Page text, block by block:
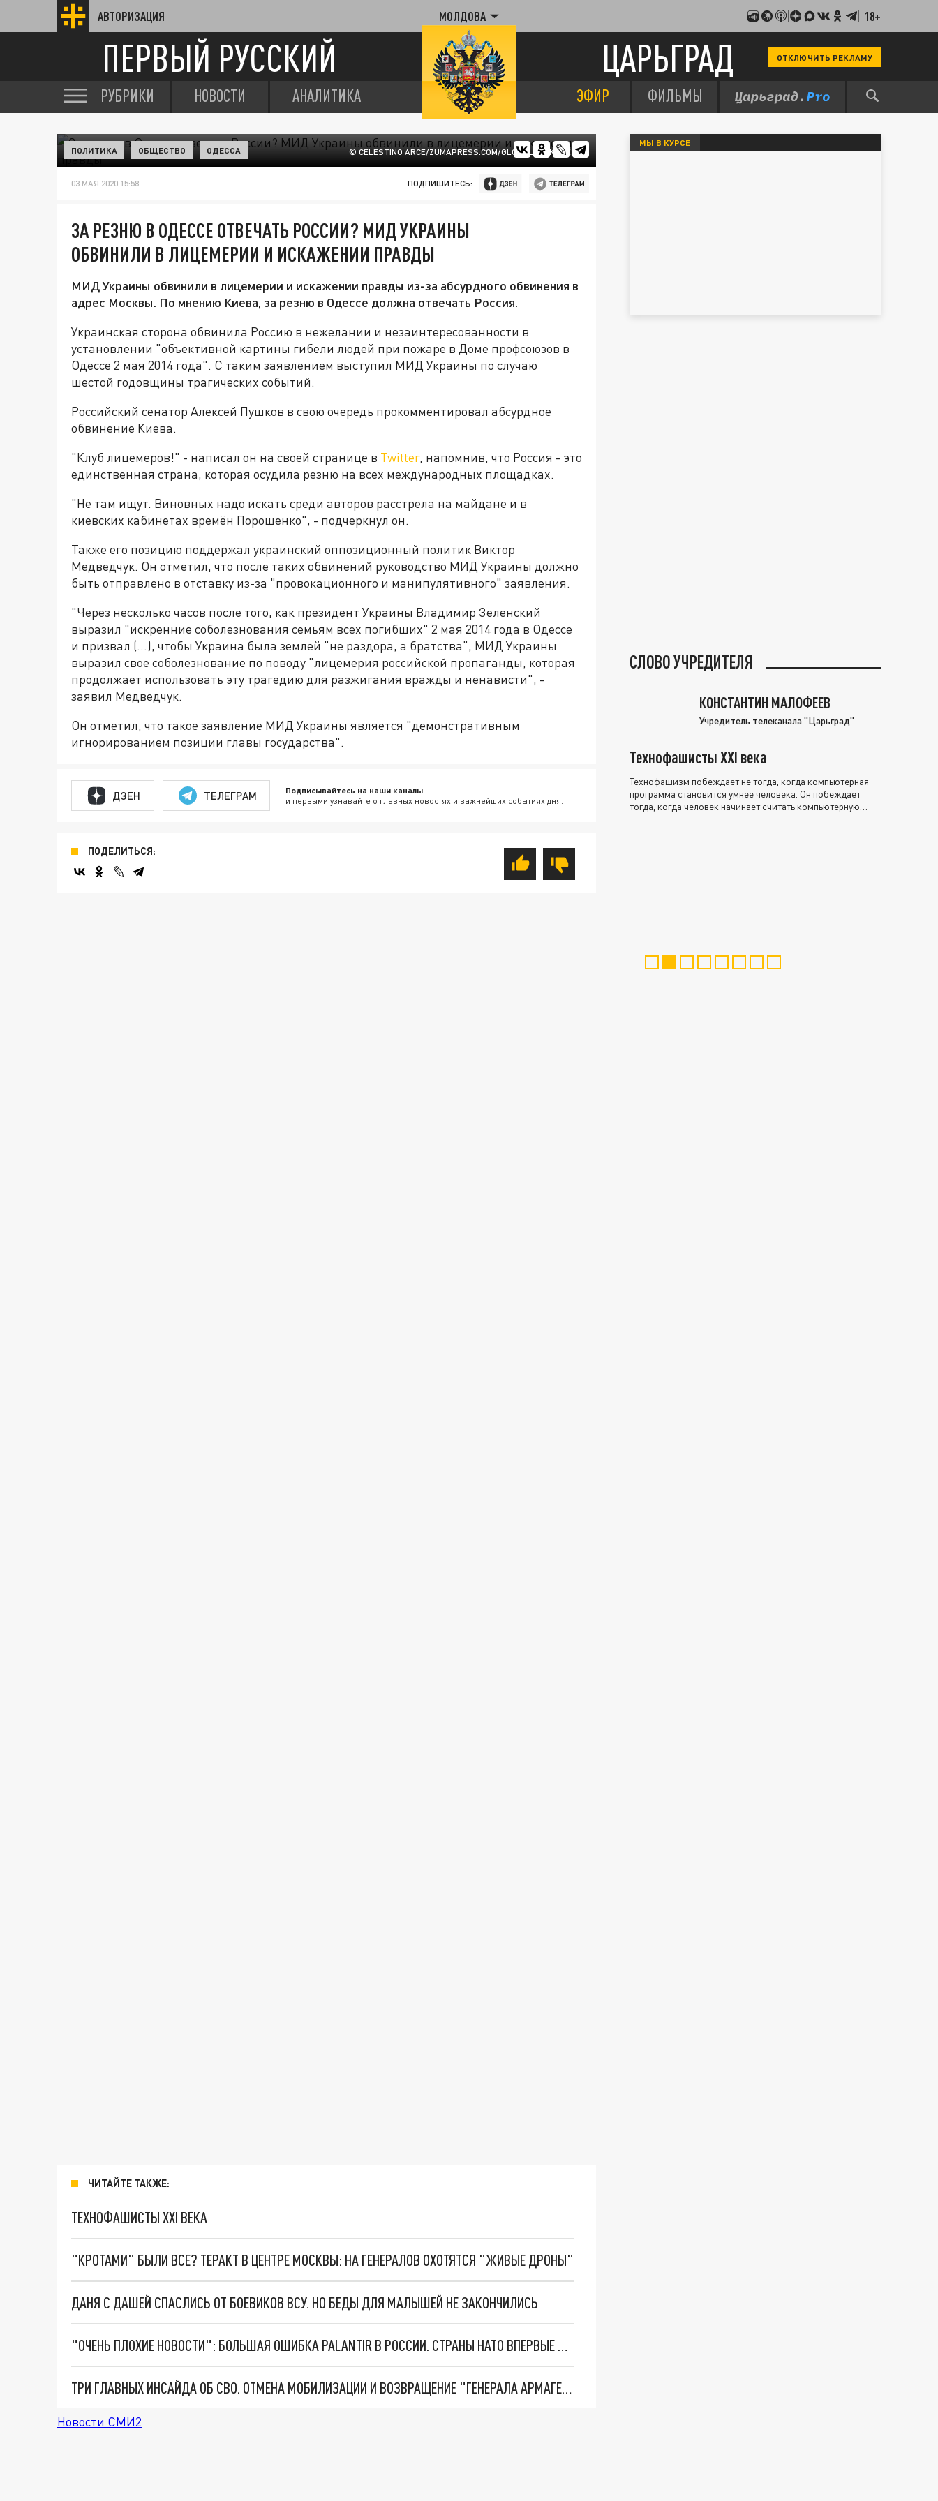
АВТОРИЗАЦИЯ МОЛДОВА 18+
ПЕРВЫЙ РУССКИЙ ЦАРЬГРАД ОТКЛЮЧИТЬ РЕКЛАМУ
РУБРИКИ НОВОСТИ АНАЛИТИКА ЭФИР ФИЛЬМЫ
© CELESTINO ARCE/ZUMAPRESS.COM/GLOBALLOOKPRESS
ПОЛИТИКА ОБЩЕСТВО ОДЕССА
03 МАЯ 2020 15:58 ПОДПИШИТЕСЬ:
ЗА РЕЗНЮ В ОДЕССЕ ОТВЕЧАТЬ РОССИИ? МИД УКРАИНЫ
ОБВИНИЛИ В ЛИЦЕМЕРИИ И ИСКАЖЕНИИ ПРАВДЫ
МИД Украины обвинили в лицемерии и искажении правды из-за абсурдного обвинения в
адрес Москвы. По мнению Киева, за резню в Одессе должна отвечать Россия.
Украинская сторона обвинила Россию в нежелании и незаинтересованности в
установлении "объективной картины гибели людей при пожаре в Доме профсоюзов в
Одессе 2 мая 2014 года". С таким заявлением выступил МИД Украины по случаю
шестой годовщины трагических событий.
Российский сенатор Алексей Пушков в свою очередь прокомментировал абсурдное
обвинение Киева.
"Клуб лицемеров!" - написал он на своей странице в Twitter, напомнив, что Россия - это
единственная страна, которая осудила резню на всех международных площадках.
"Не там ищут. Виновных надо искать среди авторов расстрела на майдане и в
киевских кабинетах времён Порошенко", - подчеркнул он.
Также его позицию поддержал украинский оппозиционный политик Виктор
Медведчук. Он отметил, что после таких обвинений руководство МИД Украины должно
быть отправлено в отставку из-за "провокационного и манипулятивного" заявления.
"Через несколько часов после того, как президент Украины Владимир Зеленский
выразил "искренние соболезнования семьям всех погибших" 2 мая 2014 года в Одессе
и призвал (…), чтобы Украина была землей "не раздора, а братства", МИД Украины
выразил свое соболезнование по поводу "лицемерия российской пропаганды, которая
продолжает использовать эту трагедию для разжигания вражды и ненависти", -
заявил Медведчук.
Он отметил, что такое заявление МИД Украины является "демонстративным
игнорированием позиции главы государства".
ДЗЕН ТЕЛЕГРАМ Подписывайтесь на наши каналы
и первыми узнавайте о главных новостях и важнейших событиях дня.
ПОДЕЛИТЬСЯ:
ЧИТАЙТЕ ТАКЖЕ:
ТЕХНОФАШИСТЫ XXI ВЕКА
"КРОТАМИ" БЫЛИ ВСЕ? ТЕРАКТ В ЦЕНТРЕ МОСКВЫ: НА ГЕНЕРАЛОВ ОХОТЯТСЯ "ЖИВЫЕ ДРОНЫ"
ДАНЯ С ДАШЕЙ СПАСЛИСЬ ОТ БОЕВИКОВ ВСУ. НО БЕДЫ ДЛЯ МАЛЫШЕЙ НЕ ЗАКОНЧИЛИСЬ
"ОЧЕНЬ ПЛОХИЕ НОВОСТИ": БОЛЬШАЯ ОШИБКА PALANTIR В РОССИИ. СТРАНЫ НАТО ВПЕРВЫЕ ЗА СВО ОСТАНОВИЛИ ПОСТАВКИ ОРУЖИЯ. ВСУ ТЕРЯЮТ ПРИГРАНИЧЬЕ?
ТРИ ГЛАВНЫХ ИНСАЙДА ОБ СВО. ОТМЕНА МОБИЛИЗАЦИИ И ВОЗВРАЩЕНИЕ "ГЕНЕРАЛА АРМАГЕДДОНА"? ОТЛИЧНЫЕ НОВОСТИ, КОТОРЫЕ ЖДАЛИ ВСЕ
Новости СМИ2
МЫ В КУРСЕ
СЛОВО УЧРЕДИТЕЛЯ
КОНСТАНТИН МАЛОФЕЕВ
Учредитель телеканала "Царьград"
Технофашисты XXI века
Технофашизм побеждает не тогда, когда компьютерная
программа становится умнее человека. Он побеждает
тогда, когда человек начинает считать компьютерную